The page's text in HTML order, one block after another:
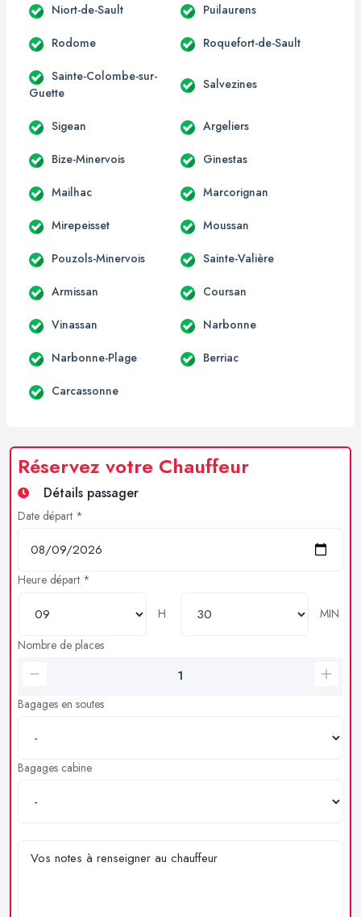
Niort-de-Sault Puilaurens
Rodome Roquefort-de-Sault
Sainte-Colombe-sur-
Guette
Salvezines
Sigean Argeliers
Bize-Minervois Ginestas
Mailhac Marcorignan
Mirepeisset Moussan
Pouzols-Minervois Sainte-Valière
Armissan Coursan
Vinassan Narbonne
Narbonne-Plage Berriac
Carcassonne
Réservez votre Chauffeur
Détails passager
Date départ *
Heure départ *
H
MIN
Nombre de places
Bagages en soutes
Bagages cabine